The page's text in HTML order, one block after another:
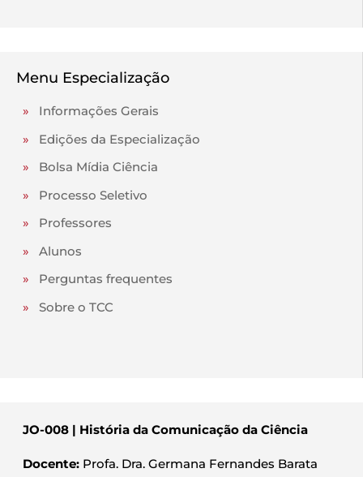
Menu Especialização
» Informações Gerais
» Edições da Especialização
» Bolsa Mídia Ciência
» Processo Seletivo
» Professores
» Alunos
» Perguntas frequentes
» Sobre o TCC
JO-008 | História da Comunicação da Ciência
Docente: Profa. Dra. Germana Fernandes Barata